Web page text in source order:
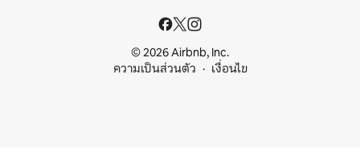
© 2026 Airbnb, Inc.
ความเป็นส่วนตัว
เงื่อนไข